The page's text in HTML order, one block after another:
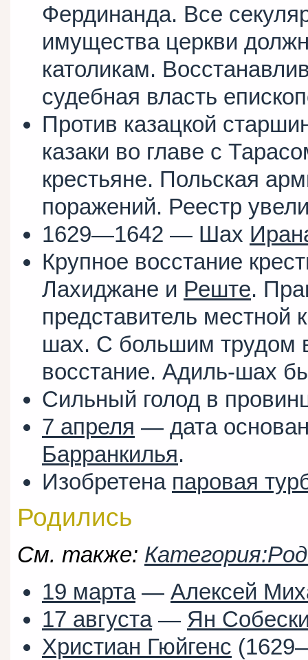
Фердинанда. Все
имущества церкви
католикам.
судебная власть
Против казацкой
казаки во главе с
крестьяне. Польская
поражений. Реестр
1629—1642 — Шах
Крупное восстание
Лахиджане и Реште.
представитель местной
шах. С большим трудом
восстание. Адиль-шах
Сильный голод в
7 апреля — дата
Барранкилья.
Изобретена паровая
Родились
См. также:
19 марта— Алексей
17 августа— Ян
Христиан Гюйгенс